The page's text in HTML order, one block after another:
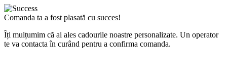
Comanda ta a fost plasată cu succes!
Îți mulțumim că ai ales cadourile noastre personalizate. Un operator
te va contacta în curând pentru a confirma comanda.